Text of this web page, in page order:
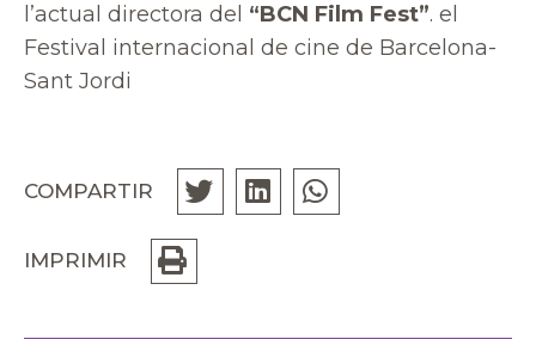
l’actual directora del “BCN Film Fest”. el
Festival internacional de cine de Barcelona-
Sant Jordi
COMPARTIR
IMPRIMIR